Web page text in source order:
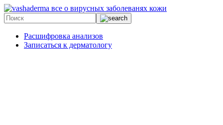
все о вирусных заболеванях кожи
Расшифровка анализов
Записаться к дерматологу